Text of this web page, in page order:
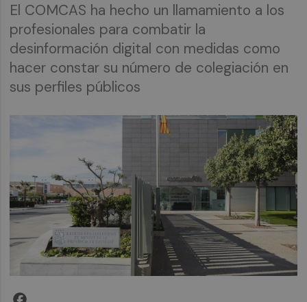
El COMCAS ha hecho un llamamiento a los
profesionales para combatir la
desinformación digital con medidas como
hacer constar su número de colegiación en
sus perfiles públicos